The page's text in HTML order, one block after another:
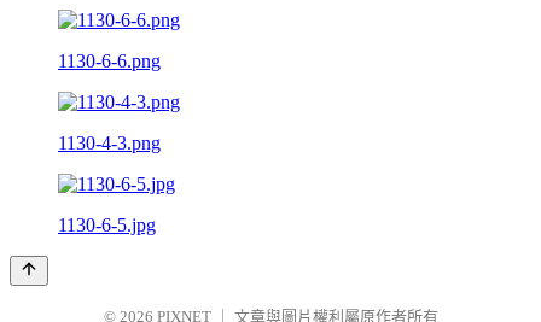
1130-6-6.png
1130-4-3.png
1130-6-5.jpg
© 2026 PIXNET 文章與圖片權利屬原作者所有